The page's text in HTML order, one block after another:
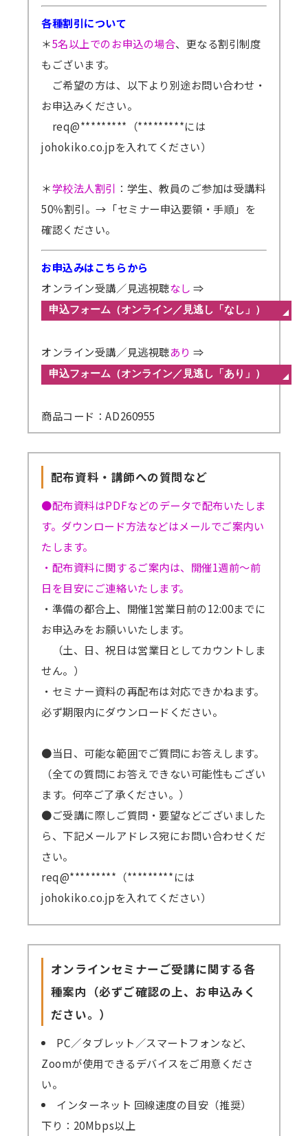
各種割引について
＊5名以上でのお申込の場合、更なる割引制度
もございます。
ご希望の方は、以下より別途お問い合わせ・
お申込みください。
req@*********（*********には
johokiko.co.jpを入れてください）
＊学校法人割引 ：学生、教員のご参加は受講料
50％割引。→「セミナー申込要領・手順」を
確認ください。
お申込みはこちらから
オンライン受講／見逃視聴なし ⇒
オンライン受講／見逃視聴あり ⇒
商品コード：AD260955
配布資料・講師への質問など
●配布資料はPDFなどのデータで配布いたしま
す。ダウンロード方法などはメールでご案内い
たします。
・配布資料に関するご案内は、開催1週前～前
日を目安にご連絡いたします。
・準備の都合上、開催1営業日前の12:00までに
お申込みをお願いいたします。
（土、日、祝日は営業日としてカウントしま
せん。）
・セミナー資料の再配布は対応できかねます。
必ず期限内にダウンロードください。
●当日、可能な範囲でご質問にお答えします。
（全ての質問にお答えできない可能性もござい
ます。何卒ご了承ください。）
●ご受講に際しご質問・要望などございました
ら、下記メールアドレス宛にお問い合わせくだ
さい。
req@*********（*********には
johokiko.co.jpを入れてください）
オンラインセミナーご受講に関する各
種案内（必ずご確認の上、お申込みく
ださい。）
PC／タブレット／スマートフォンなど、
Zoomが使用できるデバイスをご用意くださ
い。
インターネット 回線速度の目安（推奨）
下り：20Mbps以上